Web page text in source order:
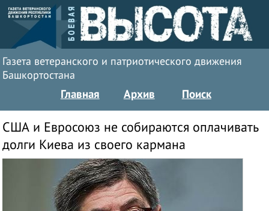
Газета ветеранского и патриотического движения
Башкортостана
Главная Архив Поиск
США и Евросоюз не собираются оплачивать
долги Киева из своего кармана